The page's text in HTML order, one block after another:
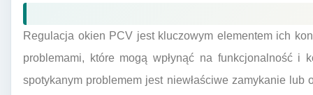
Regulacja okien PCV jest kluczowym elementem ich
problemami, które mogą wpłynąć na funkcjonalność i
spotykanym problemem jest niewłaściwe zamykanie